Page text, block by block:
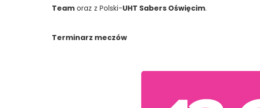
Team oraz z Polski-UHT Sabers Oświęcim.
Terminarz meczów